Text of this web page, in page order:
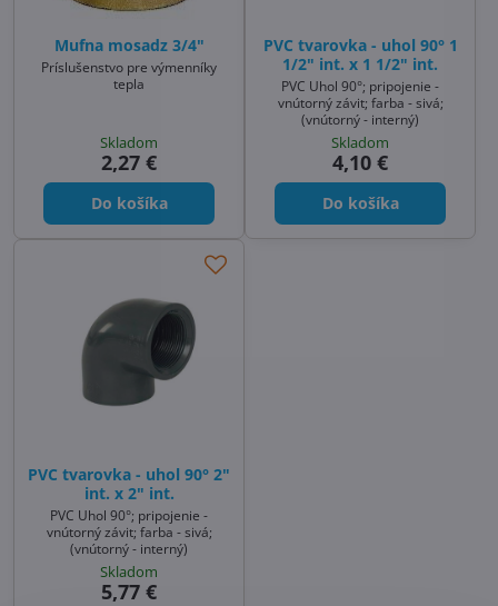
Mufna mosadz 3/4"
Príslušenstvo pre výmenníky
tepla
Skladom
2,27 €
Do košíka
PVC tvarovka - uhol 90° 1
1/2" int. x 1 1/2" int.
PVC Uhol 90°; pripojenie -
vnútorný závit; farba - sivá;
(vnútorný - interný)
Skladom
4,10 €
Do košíka
PVC tvarovka - uhol 90° 2"
int. x 2" int.
PVC Uhol 90°; pripojenie -
vnútorný závit; farba - sivá;
(vnútorný - interný)
Skladom
5,77 €